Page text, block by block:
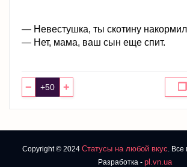
— Невестушка, ты скотину
— Нет, мама, ваш сын еще спит.
− + ❐
Copyright © 2024 Статусы на любой вкус. Все
Разработка - pl.vn.ua